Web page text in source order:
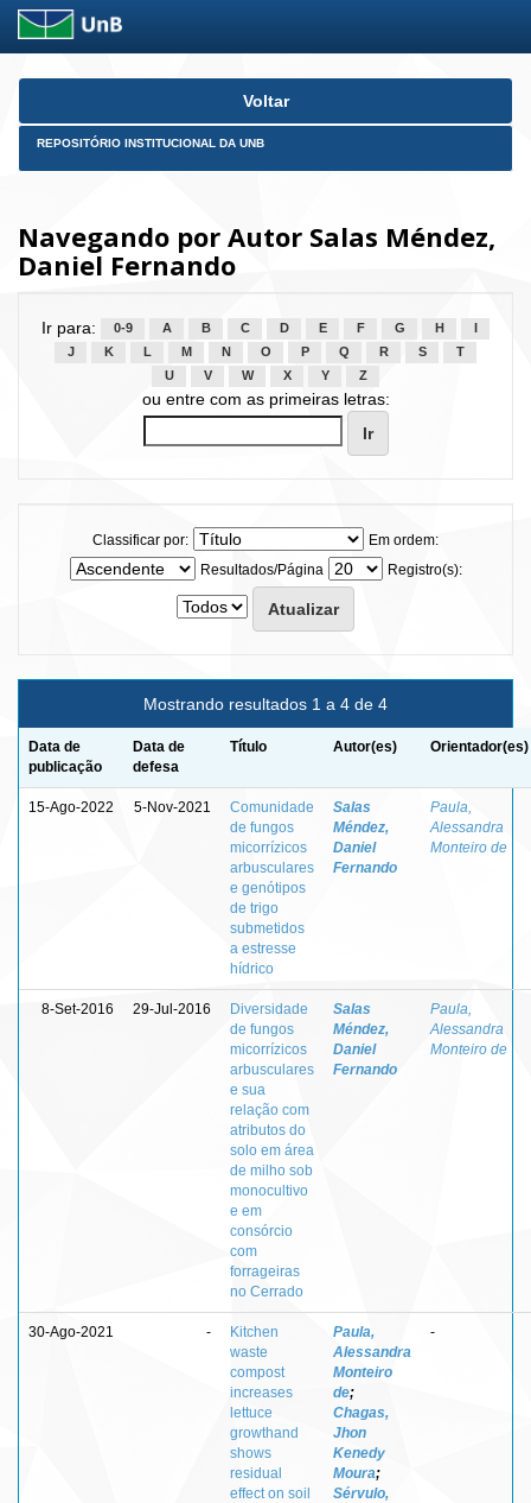
Skip
Voltar
REPOSITÓRIO INSTITUCIONAL DA UNB
Navegando por Autor Salas Méndez,
Daniel Fernando
Ir para: 0-9 A B C D E F G H
J
K L M N O P Q R S
T
U
V W X Y Z
ou entre com as primeiras letras:
Classificar por:
Em ordem:
Resultados/Página
Registro(s):
Mostrando resultados 1 a 4 de 4
Data de
publicação
Data de
defesa
Título Autor(es) Orientador(es)
15-Ago-2022 5-Nov-2021
Comunidade
de fungos
micorrízicos
arbusculares
e genótipos
de trigo
submetidos
a estresse
hídrico
Salas
Méndez,
Daniel
Fernando
Paula,
Alessandra
Monteiro de
8-Set-2016 29-Jul-2016
Diversidade
de fungos
micorrízicos
arbusculares
e sua
relação com
atributos do
solo em área
de milho sob
monocultivo
e em
consórcio
com
forrageiras
no Cerrado
Salas
Méndez,
Daniel
Fernando
Paula,
Alessandra
Monteiro de
30-Ago-2021 -
Kitchen
waste
compost
increases
lettuce
growthand
shows
residual
effect on soil
Paula,
Alessandra
Monteiro
de;
Chagas,
Jhon
Kenedy
Moura;
Sérvulo,
-